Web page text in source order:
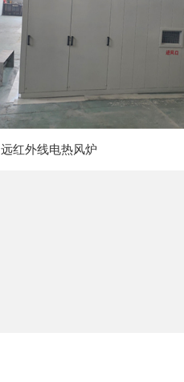
远红外线电热风炉